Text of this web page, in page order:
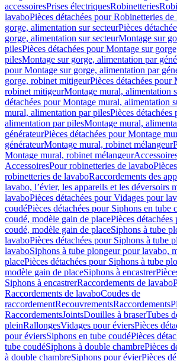
accessoiresPrises électriquesRobinetteries
lavaboPièces détachées pour Robinetteries de
gorge, alimentation sur secteurPièces
gorge, alimentation sur secteurMontage sur
pilesPièces détachées pour Montage sur
pilesMontage sur gorge, alimentation par
pour Montage sur gorge, alimentation par
gorge, robinet mitigeurPièces détachées pour
robinet mitigeurMontage mural, alimentation
détachées pour Montage mural, alimentation
mural, alimentation par pilesPièces
alimentation par pilesMontage mural,
générateurPièces détachées pour Montage
générateurMontage mural, robinet mélangeur
Montage mural, robinet mélangeur
AccessoiresPour robinetteries de lavabo
robinetteries de lavaboRaccordements des
lavabo, l’évier, les appareils et les déversoirs
lavaboPièces détachées pour Vidages pour
coudéPièces détachées pour Siphons en tube
coudé, modèle gain de placePièces
coudé, modèle gain de placeSiphons à tube
lavaboPièces détachées pour Siphons à tube
lavaboSiphons à tube plongeur pour lavabo,
placePièces détachées pour Siphons à tube
modèle gain de placeSiphons à encastrer
Siphons à encastrerRaccordements de lavabo
Raccordements de lavaboCoudes de
raccordementRecouvrementsRaccordements
RaccordementsJointsDouilles à braserTubes
pleinRallongesVidages pour éviersPièces
pour éviersSiphons en tube coudéPièces
tube coudéSiphons à double chambrePièces
à double chambreSiphons pour évierPièces